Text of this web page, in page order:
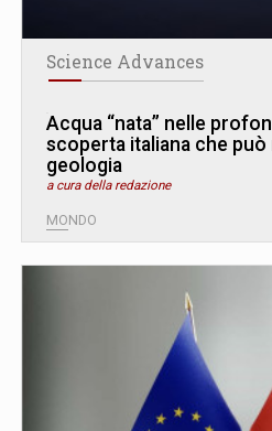
Science Advances
Acqua “nata” nelle
scoperta italiana che
geologia
a cura della redazione
MONDO